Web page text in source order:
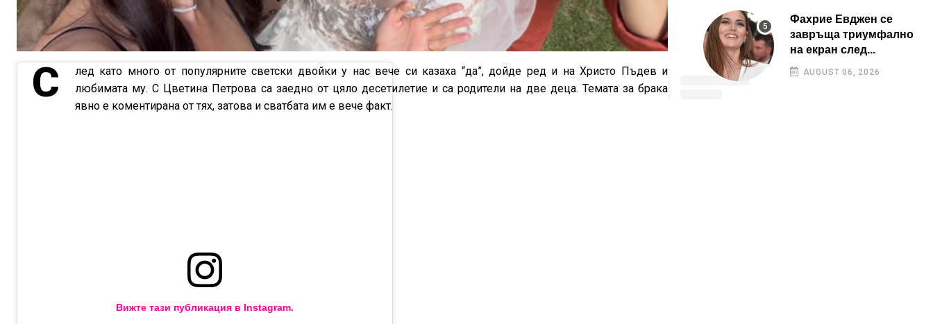
С
лед като много от популярните светски двойки у нас вече си казаха “да”, дойде ред и на Христо Пъдев и
любимата му. С Цветина Петрова са заедно от цяло десетилетие и са родители на две деца. Темата за брака
явно е коментирана от тях, затова и сватбата им е вече факт.
Вижте тази публикация в Instagram.
Фахрие Евджен се
завръща триумфално
на екран след...
AUGUST 06, 2026